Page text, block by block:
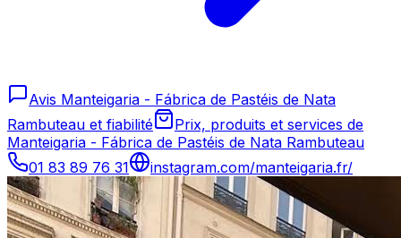
Avis Manteigaria - Fábrica de Pastéis de Nata
Rambuteau et fiabilité
Prix, produits et services de
Manteigaria - Fábrica de Pastéis de Nata Rambuteau
01 83 89 76 31
instagram.com/manteigaria.fr/